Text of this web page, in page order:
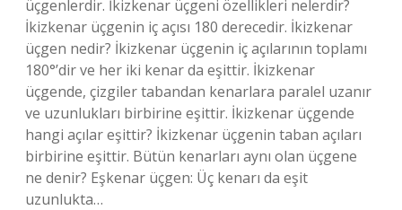
üçgenlerdir. İkizkenar üçgeni özellikleri nelerdir?
İkizkenar üçgenin iç açısı 180 derecedir. İkizkenar
üçgen nedir? İkizkenar üçgenin iç açılarının toplamı
180°’dir ve her iki kenar da eşittir. İkizkenar
üçgende, çizgiler tabandan kenarlara paralel uzanır
ve uzunlukları birbirine eşittir. İkizkenar üçgende
hangi açılar eşittir? İkizkenar üçgenin taban açıları
birbirine eşittir. Bütün kenarları aynı olan üçgene
ne denir? Eşkenar üçgen: Üç kenarı da eşit
uzunlukta…